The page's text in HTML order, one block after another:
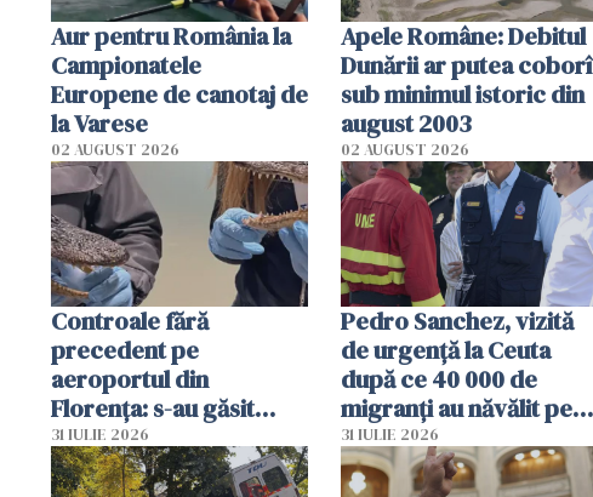
Aur pentru România la
Campionatele
Europene de canotaj de
la Varese
02 AUGUST 2026
Apele Române: Debitul
Dunării ar putea coborî
sub minimul istoric din
august 2003
02 AUGUST 2026
Controale fără
precedent pe
aeroportul din
Florența: s-au găsit
capete de aligator și o
sumă imensă de bani
31 IULIE 2026
Pedro Sanchez, vizită
de urgență la Ceuta
după ce 40 000 de
migranți au năvălit pe
teritoriul spaniol: „Vom
mobiliza toate
31 IULIE 2026